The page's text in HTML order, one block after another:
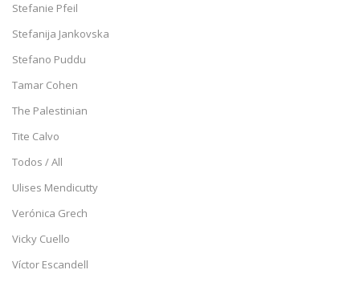
Stefanie Pfeil
Stefanija Jankovska
Stefano Puddu
Tamar Cohen
The Palestinian
Tite Calvo
Todos / All
Ulises Mendicutty
Verónica Grech
Vicky Cuello
Víctor Escandell